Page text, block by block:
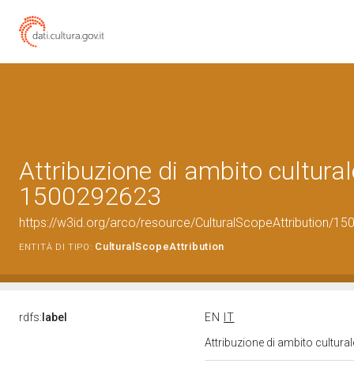
Attribuzione di ambito
1500292623
https://w3id.org/arco/resource/CulturalScopeAttribution/
ENTITÀ DI TIPO: CulturalScopeAttribution
rdfs: label EN
IT
Attribuzione di ambito